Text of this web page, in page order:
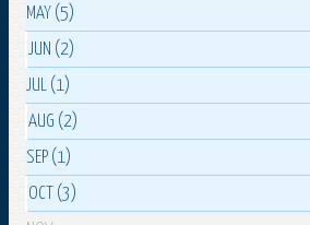
MAY (5)
JUN (2)
JUL (1)
AUG (2)
SEP (1)
OCT (3)